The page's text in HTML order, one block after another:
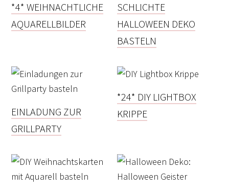
*4* WEIHNACHTLICHE
AQUARELLBILDER
SCHLICHTE
HALLOWEEN DEKO
BASTELN
EINLADUNG ZUR
GRILLPARTY
*24* DIY LIGHTBOX
KRIPPE